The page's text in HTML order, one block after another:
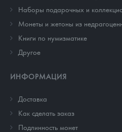
Наборы подарочных и
Монеты и жетоны из
Книги по нумизматике
Другое
ИНФОРМАЦИЯ
Доставка
Как сделать заказ
Подлинность монет